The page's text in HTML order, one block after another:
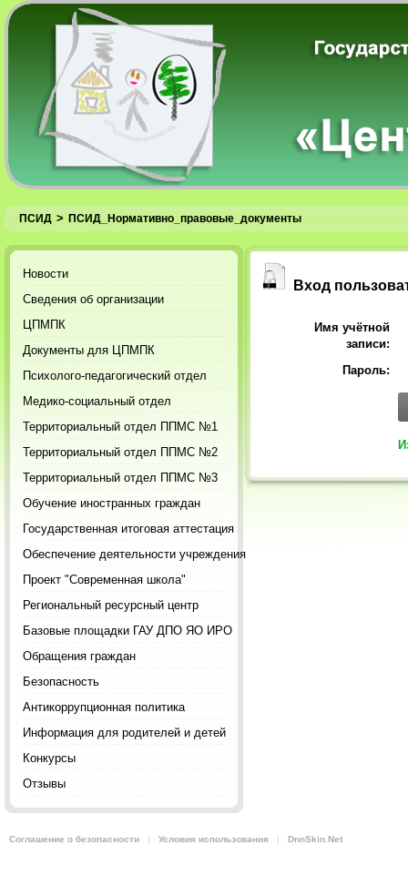
ПСИД > ПСИД_Нормативно_правовые_документы
Вход
Имя учётной
записи:
Пароль:
Новости
Сведения об организации
ЦПМПК
Документы для ЦПМПК
Психолого-педагогический отдел
Медико-социальный отдел
Территориальный отдел ППМС №1
Территориальный отдел ППМС №2
Территориальный отдел ППМС №3
Обучение иностранных граждан
Государственная итоговая аттестация
Обеспечение деятельности учреждения
Проект "Современная школа"
Региональный ресурсный центр
Базовые площадки ГАУ ДПО ЯО ИРО
Обращения граждан
Безопасность
Антикоррупционная политика
Информация для родителей и детей
Конкурсы
Отзывы
Соглашение о безопасности | Условия использования | DnnSkin.Net